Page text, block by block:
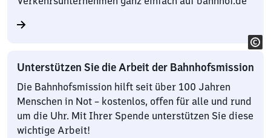
Unterstützen Sie die Arbeit der Bahnhofsmission
Die Bahnhofsmission hilft seit über 100 Jahren
Menschen in Not – kostenlos, offen für alle und rund
um die Uhr. Mit Ihrer Spende unterstützen Sie diese
wichtige Arbeit!